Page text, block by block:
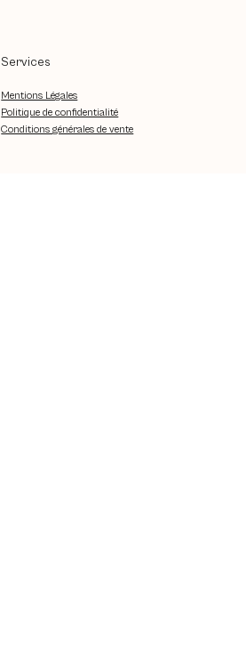
Services
Mentions Légales
Politique de confidentialité
Conditions générales de vente